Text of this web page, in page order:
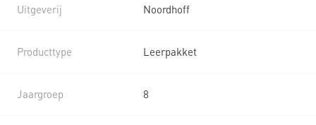
Uitgeverij Noordhoff
Producttype Leerpakket
Jaargroep 8